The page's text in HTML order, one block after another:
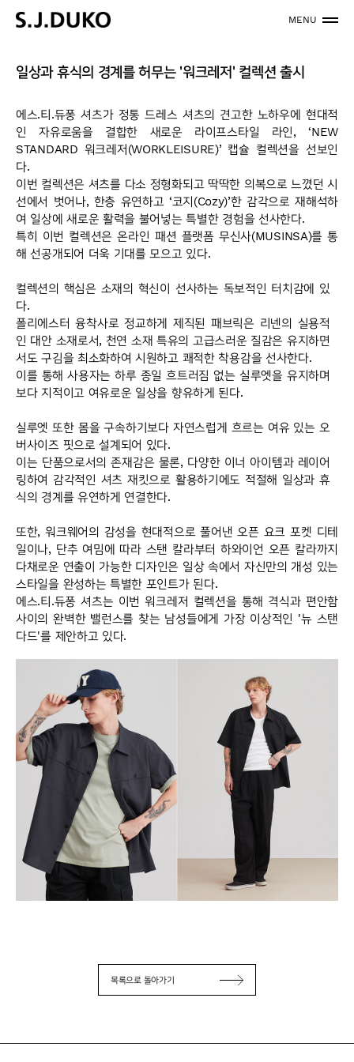
MENU
일상과 휴식의 경계를 허무는 '워크레저' 컬렉션 출시
에스.티.듀퐁 셔츠가 정통 드레스 셔츠의 견고한 노하우에 현대적
인 자유로움을 결합한 새로운 라이프스타일 라인,‘NEW
STANDARD 워크레저(WORKLEISURE)’ 캡슐 컬렉션을 선보인
다.
이번 컬렉션은 셔츠를 다소 정형화되고 딱딱한 의복으로 느꼈던 시
선에서 벗어나, 한층 유연하고 ‘코지(Cozy)’한 감각으로 재해석하
여 일상에 새로운 활력을 불어넣는 특별한 경험을 선사한다.
특히 이번 컬렉션은 온라인 패션 플랫폼 무신사(MUSINSA)를 통
해 선공개되어 더욱 기대를 모으고 있다.
컬렉션의 핵심은 소재의 혁신이 선사하는 독보적인 터치감에 있
다.
폴리에스터 융착사로 정교하게 제직된 패브릭은 리넨의 실용적
인 대안 소재로서, 천연 소재 특유의 고급스러운 질감은 유지하면
서도 구김을 최소화하여 시원하고 쾌적한 착용감을 선사한다.
이를 통해 사용자는 하루 종일 흐트러짐 없는 실루엣을 유지하며
보다 지적이고 여유로운 일상을 향유하게 된다.
실루엣 또한 몸을 구속하기보다 자연스럽게 흐르는 여유 있는 오
버사이즈 핏으로 설계되어 있다.
이는 단품으로서의 존재감은 물론, 다양한 이너 아이템과 레이어
링하여 감각적인 셔츠 재킷으로 활용하기에도 적절해 일상과 휴
식의 경계를 유연하게 연결한다.
또한,워크웨어의 감성을 현대적으로 풀어낸 오픈 요크 포켓 디테
일이나, 단추 여밈에 따라 스탠 칼라부터 하와이언 오픈 칼라까지
다채로운 연출이 가능한 디자인은 일상 속에서 자신만의 개성 있는
스타일을 완성하는 특별한 포인트가 된다.
에스.티.듀퐁 셔츠는 이번 워크레저 컬렉션을 통해 격식과 편안함
사이의 완벽한 밸런스를 찾는 남성들에게 가장 이상적인 '뉴 스탠
다드'를 제안하고 있다.
목록으로 돌아가기